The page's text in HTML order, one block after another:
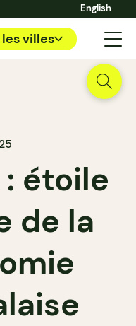
English
villes
étoile
de la